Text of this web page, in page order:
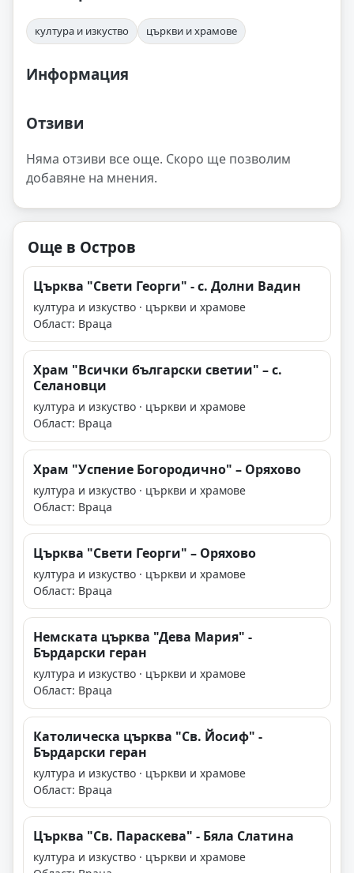
култура и изкуство църкви и храмове
Информация
Отзиви
Няма отзиви все още. Скоро ще позволим
добавяне на мнения.
Още в Остров
Църква "Свети Георги" - с. Долни Вадин
култура и изкуство · църкви и храмове
Област: Враца
Храм "Всички български светии" – с.
Селановци
култура и изкуство · църкви и храмове
Област: Враца
Храм "Успение Богородично" – Оряхово
култура и изкуство · църкви и храмове
Област: Враца
Църква "Свети Георги" – Оряхово
култура и изкуство · църкви и храмове
Област: Враца
Немската църква "Дева Мария" -
Бърдарски геран
култура и изкуство · църкви и храмове
Област: Враца
Католическа църква "Св. Йосиф" -
Бърдарски геран
култура и изкуство · църкви и храмове
Област: Враца
Църква "Св. Параскева" - Бяла Слатина
култура и изкуство · църкви и храмове